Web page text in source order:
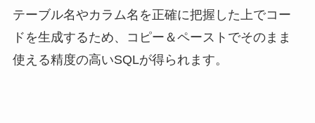
テーブル名やカラム名を正確に把握した上でコー
ドを生成するため、コピー＆ペーストでそのまま
使える精度の高いSQLが得られます。